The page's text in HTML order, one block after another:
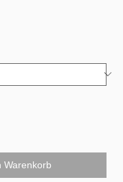
Warenkorb